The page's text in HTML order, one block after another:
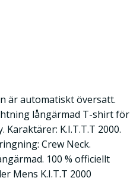
är automatiskt översatt.
långärmad T-shirt för
Karaktärer: K.I.T.T.T 2000.
Crew Neck.
100 % officiellt
Mens K.I.T.T 2000